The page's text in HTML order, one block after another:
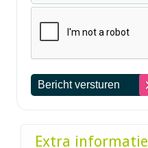
Extra informatie